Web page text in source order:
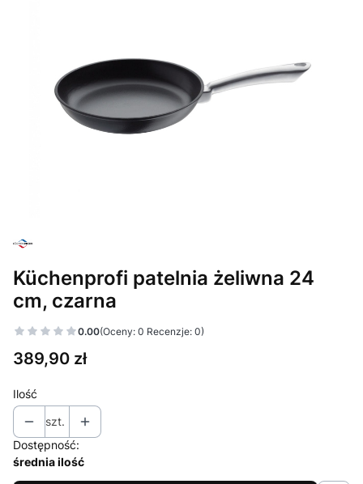
Küchenprofi patelnia żeliwna 24
cm, czarna
0.00(Oceny: 0 Recenzje: 0)
Cena
389,90 zł
Ilość
szt.
Dostępność:
średnia ilość